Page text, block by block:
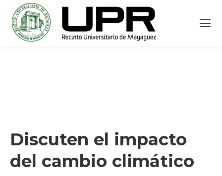
Discuten el impacto
del cambio climático